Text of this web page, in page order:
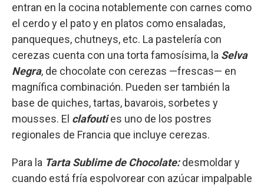
entran en la cocina notablemente con carnes como
el cerdo y el pato y en platos como ensaladas,
panqueques, chutneys, etc. La pastelería con
cerezas cuenta con una torta famosísima, la Selva
Negra, de chocolate con cerezas —frescas— en
magnífica combinación. Pueden ser también la
base de quiches, tartas, bavarois, sorbetes y
mousses. El clafouties uno de los postres
regionales de Francia que incluye cerezas.
Para la Tarta Sublime de Chocolate:desmoldar y
cuando está fría espolvorear con azúcar impalpable